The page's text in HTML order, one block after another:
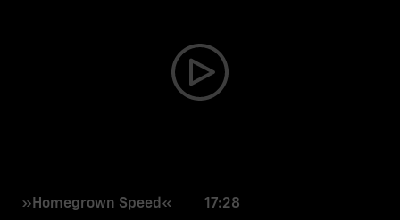
»Homegrown Speed« 17:28